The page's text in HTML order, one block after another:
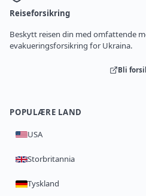
Reiseforsikring
Beskytt reisen din med omfattende
evakueringsforsikring for Ukraina.
Bli
POPULÆRE LAND
USA
Storbritannia
Tyskland